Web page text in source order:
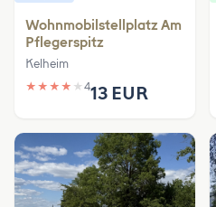
Wohnmobilstellplatz Am
Pflegerspitz
Kelheim
★ ★ ★ ★ ★ 413 EUR